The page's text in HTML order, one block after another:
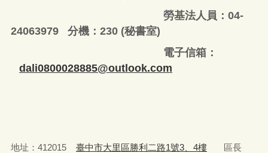
勞基法人員：04-
24063979 分機：230 (秘書室)
電子信箱：
dali0800028885@outlook.com
地址：412015 臺中市大里區勝利二路1號3、4樓
區長